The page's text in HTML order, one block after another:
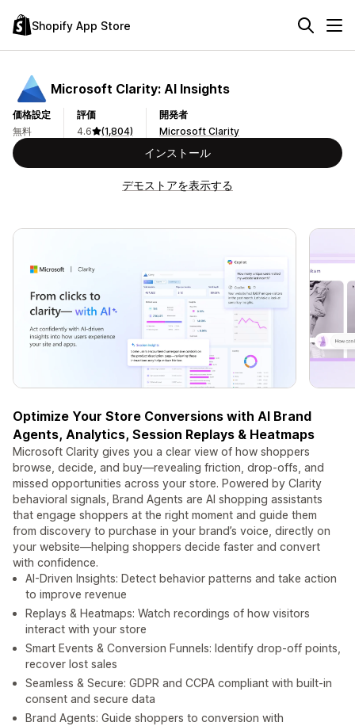
Shopify App Store
Microsoft Clarity: AI Insights
価格設定
無料
評価
4.6
(1,804)
開発者
Microsoft Clarity
インストール
デモストアを表示する
Optimize Your Store Conversions with AI Brand
Agents, Analytics, Session Replays & Heatmaps
Microsoft Clarity gives you a clear view of how shoppers
browse, decide, and buy—revealing friction, drop‑offs, and
missed opportunities across your store. Powered by Clarity
behavioral signals, Brand Agents are AI shopping assistants
that engage shoppers at the right moment and guide them
from discovery to purchase in your brand’s voice, directly on
your website—helping shoppers decide faster and convert
with confidence.
AI-Driven Insights: Detect behavior patterns and take action
to improve revenue
Replays & Heatmaps: Watch recordings of how visitors
interact with your store
Smart Events & Conversion Funnels: Identify drop-off points,
recover lost sales
Seamless & Secure: GDPR and CCPA compliant with built‑in
consent and secure data
Brand Agents: Guide shoppers to conversion with